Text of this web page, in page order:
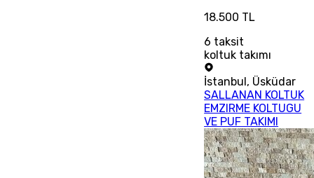
18.500 TL
6 taksit
koltuk takımı
İstanbul, Üsküdar
SALLANAN KOLTUK
EMZIRME KOLTUGU
VE PUF TAKIMI